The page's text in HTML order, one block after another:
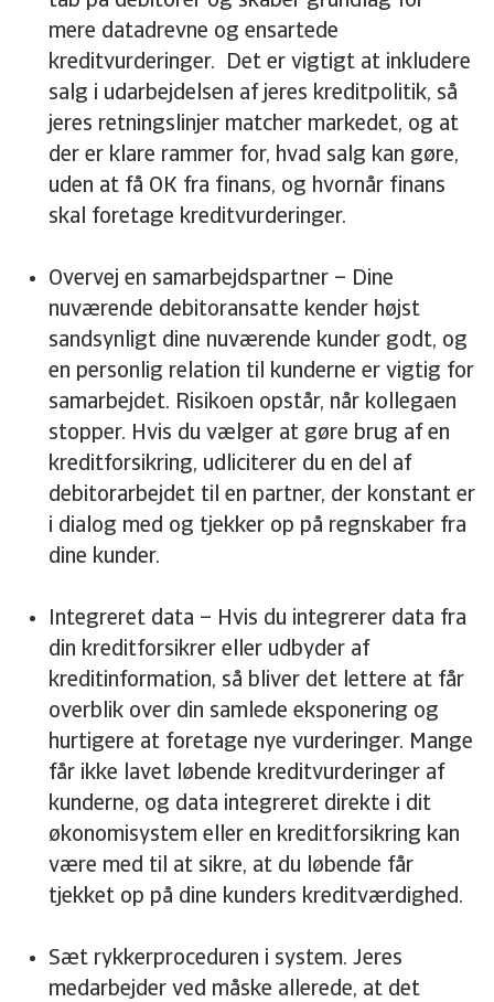
mere datadrevne og ensartede
kreditvurderinger. Det er vigtigt at inkludere
salg i udarbejdelsen af jeres kreditpolitik, så
jeres retningslinjer matcher markedet, og at
der er klare rammer for, hvad salg kan gøre,
uden at få OK fra finans, og hvornår finans
skal foretage kreditvurderinger.
Overvej en samarbejdspartner – Dine
nuværende debitoransatte kender højst
sandsynligt dine nuværende kunder godt, og
en personlig relation til kunderne er vigtig for
samarbejdet. Risikoen opstår, når kollegaen
stopper. Hvis du vælger at gøre brug af en
kreditforsikring, udliciterer du en del af
debitorarbejdet til en partner, der konstant er
i dialog med og tjekker op på regnskaber fra
dine kunder.
Integreret data – Hvis du integrerer data fra
din kreditforsikrer eller udbyder af
kreditinformation, så bliver det lettere at får
overblik over din samlede eksponering og
hurtigere at foretage nye vurderinger. Mange
får ikke lavet løbende kreditvurderinger af
kunderne, og data integreret direkte i dit
økonomisystem eller en kreditforsikring kan
være med til at sikre, at du løbende får
tjekket op på dine kunders kreditværdighed.
Sæt rykkerproceduren i system. Jeres
medarbejder ved måske allerede, at det